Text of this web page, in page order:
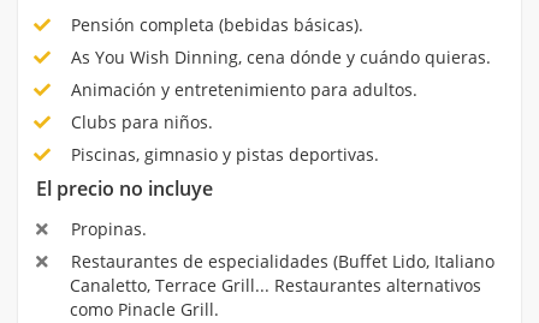
Pensión completa (bebidas básicas).
As You Wish Dinning, cena dónde y cuándo quieras.
Animación y entretenimiento para adultos.
Clubs para niños.
Piscinas, gimnasio y pistas deportivas.
El precio no incluye
Propinas.
Restaurantes de especialidades (Buffet Lido, Italiano
Canaletto, Terrace Grill... Restaurantes alternativos
como Pinacle Grill.